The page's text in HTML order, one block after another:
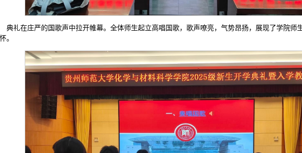
典礼在庄严的国歌声中拉开帷幕。全体师生起立高唱国歌，歌声嘹亮，气势昂扬，展现了学院师
。